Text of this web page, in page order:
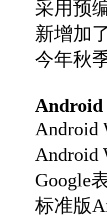
采用预
新增加
今年秋
Android
Android
Android
Google
标准版